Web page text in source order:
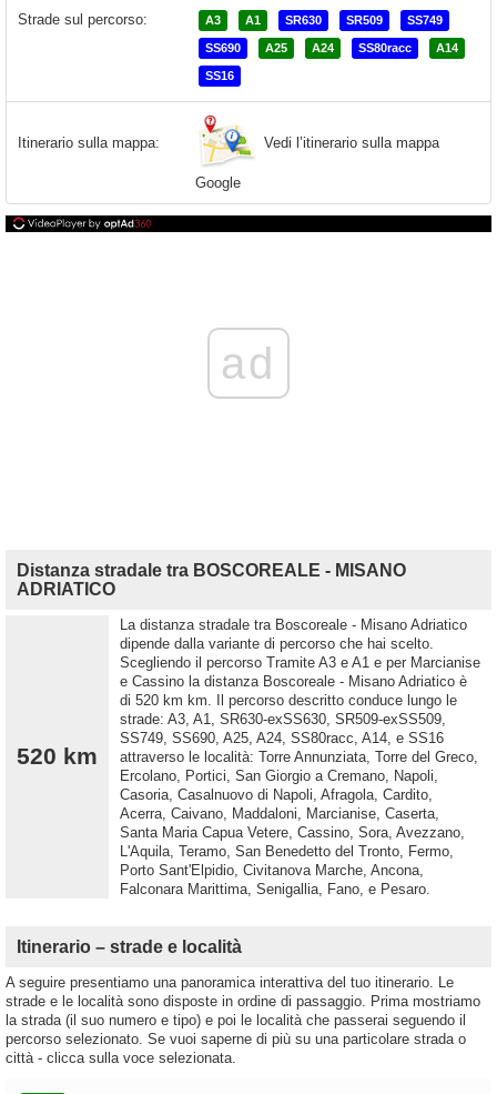
Strade sul percorso: A3 A1 SR630 SR509 SS749
SS690 A25 A24 SS80racc A14
SS16
Itinerario sulla mappa: Vedi l’itinerario sulla mappa
Google
ad
Distanza stradale tra BOSCOREALE - MISANO
ADRIATICO
520 km
La distanza stradale tra Boscoreale - Misano Adriatico
dipende dalla variante di percorso che hai scelto.
Scegliendo il percorso Tramite A3 e A1 e per Marcianise
e Cassino la distanza Boscoreale - Misano Adriatico è
di 520 km km. Il percorso descritto conduce lungo le
strade: A3, A1, SR630-exSS630, SR509-exSS509,
SS749, SS690, A25, A24, SS80racc, A14, e SS16
attraverso le località: Torre Annunziata, Torre del Greco,
Ercolano, Portici, San Giorgio a Cremano, Napoli,
Casoria, Casalnuovo di Napoli, Afragola, Cardito,
Acerra, Caivano, Maddaloni, Marcianise, Caserta,
Santa Maria Capua Vetere, Cassino, Sora, Avezzano,
L'Aquila, Teramo, San Benedetto del Tronto, Fermo,
Porto Sant'Elpidio, Civitanova Marche, Ancona,
Falconara Marittima, Senigallia, Fano, e Pesaro.
Itinerario – strade e località
A seguire presentiamo una panoramica interattiva del tuo itinerario. Le
strade e le località sono disposte in ordine di passaggio. Prima mostriamo
la strada (il suo numero e tipo) e poi le località che passerai seguendo il
percorso selezionato. Se vuoi saperne di più su una particolare strada o
città - clicca sulla voce selezionata.